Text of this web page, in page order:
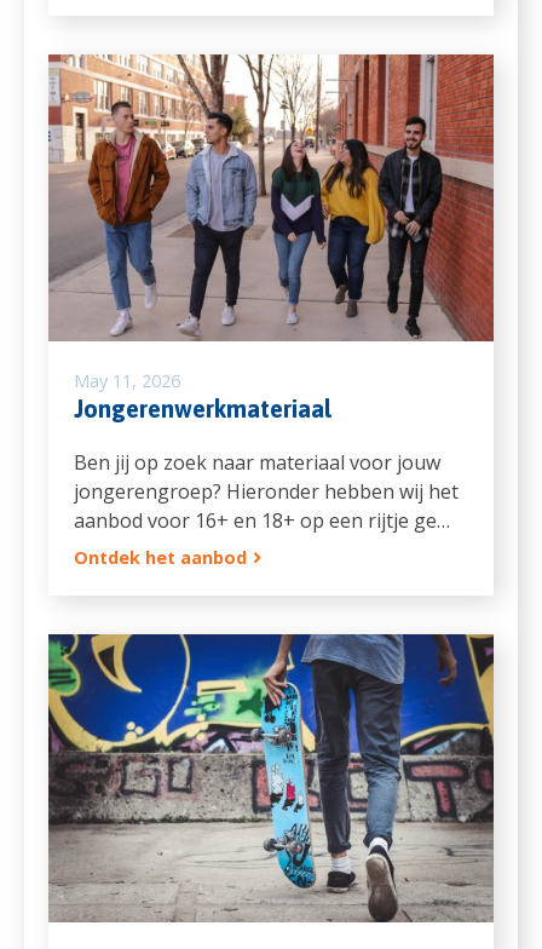
May 11, 2026
Jongerenwerkmateriaal
Ben jij op zoek naar materiaal voor jouw
jongerengroep? Hieronder hebben wij het
aanbod voor 16+ en 18+ op een rijtje ge…
Ontdek het aanbod